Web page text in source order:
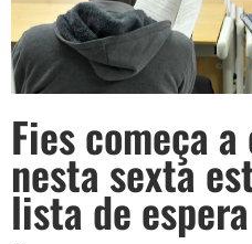
Fies começa
nesta sexta
lista de espera